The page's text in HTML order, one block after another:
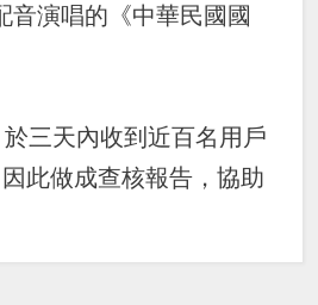
音演唱的《中華民國國
於三天內收到近百名用戶
此做成查核報告，協助